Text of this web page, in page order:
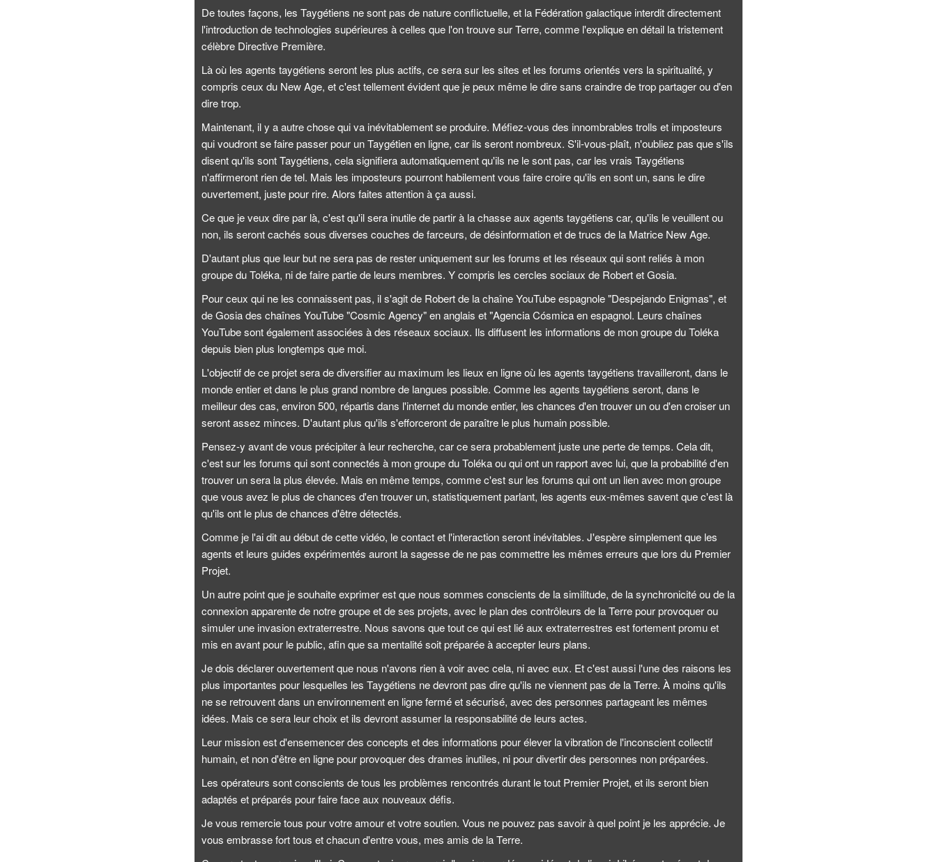
De toutes façons, les Taygétiens ne sont pas de nature conflictuelle, et la Fédération galactique interdit directement
l'introduction de technologies supérieures à celles que l'on trouve sur Terre, comme l'explique en détail la tristement
célèbre Directive Première.
Là où les agents taygétiens seront les plus actifs, ce sera sur les sites et les forums orientés vers la spiritualité, y
compris ceux du New Age, et c'est tellement évident que je peux même le dire sans craindre de trop partager ou d'en
dire trop.
Maintenant, il y a autre chose qui va inévitablement se produire. Méfiez-vous des innombrables trolls et imposteurs
qui voudront se faire passer pour un Taygétien en ligne, car ils seront nombreux. S'il-vous-plaît, n'oubliez pas que s'ils
disent qu'ils sont Taygétiens, cela signifiera automatiquement qu'ils ne le sont pas, car les vrais Taygétiens
n'affirmeront rien de tel. Mais les imposteurs pourront habilement vous faire croire qu'ils en sont un, sans le dire
ouvertement, juste pour rire. Alors faites attention à ça aussi.
Ce que je veux dire par là, c'est qu'il sera inutile de partir à la chasse aux agents taygétiens car, qu'ils le veuillent ou
non, ils seront cachés sous diverses couches de farceurs, de désinformation et de trucs de la Matrice New Age.
D'autant plus que leur but ne sera pas de rester uniquement sur les forums et les réseaux qui sont reliés à mon
groupe du Toléka, ni de faire partie de leurs membres. Y compris les cercles sociaux de Robert et Gosia.
Pour ceux qui ne les connaissent pas, il s'agit de Robert de la chaîne YouTube espagnole "Despejando Enigmas", et
de Gosia des chaînes YouTube "Cosmic Agency" en anglais et "Agencia Cósmica en espagnol. Leurs chaînes
YouTube sont également associées à des réseaux sociaux. Ils diffusent les informations de mon groupe du Toléka
depuis bien plus longtemps que moi.
L'objectif de ce projet sera de diversifier au maximum les lieux en ligne où les agents taygétiens travailleront, dans le
monde entier et dans le plus grand nombre de langues possible. Comme les agents taygétiens seront, dans le
meilleur des cas, environ 500, répartis dans l'internet du monde entier, les chances d'en trouver un ou d'en croiser un
seront assez minces. D'autant plus qu'ils s'efforceront de paraître le plus humain possible.
Pensez-y avant de vous précipiter à leur recherche, car ce sera probablement juste une perte de temps. Cela dit,
c'est sur les forums qui sont connectés à mon groupe du Toléka ou qui ont un rapport avec lui, que la probabilité d'en
trouver un sera la plus élevée. Mais en même temps, comme c'est sur les forums qui ont un lien avec mon groupe
que vous avez le plus de chances d'en trouver un, statistiquement parlant, les agents eux-mêmes savent que c'est là
qu'ils ont le plus de chances d'être détectés.
Comme je l'ai dit au début de cette vidéo, le contact et l'interaction seront inévitables. J'espère simplement que les
agents et leurs guides expérimentés auront la sagesse de ne pas commettre les mêmes erreurs que lors du Premier
Projet.
Un autre point que je souhaite exprimer est que nous sommes conscients de la similitude, de la synchronicité ou de la
connexion apparente de notre groupe et de ses projets, avec le plan des contrôleurs de la Terre pour provoquer ou
simuler une invasion extraterrestre. Nous savons que tout ce qui est lié aux extraterrestres est fortement promu et
mis en avant pour le public, afin que sa mentalité soit préparée à accepter leurs plans.
Je dois déclarer ouvertement que nous n'avons rien à voir avec cela, ni avec eux. Et c'est aussi l'une des raisons les
plus importantes pour lesquelles les Taygétiens ne devront pas dire qu'ils ne viennent pas de la Terre. À moins qu'ils
ne se retrouvent dans un environnement en ligne fermé et sécurisé, avec des personnes partageant les mêmes
idées. Mais ce sera leur choix et ils devront assumer la responsabilité de leurs actes.
Leur mission est d'ensemencer des concepts et des informations pour élever la vibration de l'inconscient collectif
humain, et non d'être en ligne pour provoquer des drames inutiles, ni pour divertir des personnes non préparées.
Les opérateurs sont conscients de tous les problèmes rencontrés durant le tout Premier Projet, et ils seront bien
adaptés et préparés pour faire face aux nouveaux défis.
Je vous remercie tous pour votre amour et votre soutien. Vous ne pouvez pas savoir à quel point je les apprécie. Je
vous embrasse fort tous et chacun d'entre vous, mes amis de la Terre.